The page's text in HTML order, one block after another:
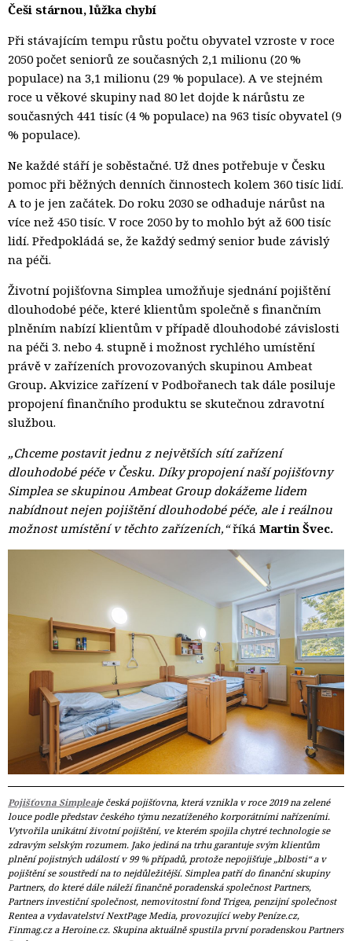
Češi stárnou, lůžka chybí
Při stávajícím tempu růstu počtu obyvatel vzroste v roce
2050 počet seniorů ze současných 2,1 milionu (20 %
populace) na 3,1 milionu (29 % populace). A ve stejném
roce u věkové skupiny nad 80 let dojde k nárůstu ze
současných 441 tisíc (4 % populace) na 963 tisíc obyvatel (9
% populace).
Ne každé stáří je soběstačné. Už dnes potřebuje v Česku
pomoc při běžných denních činnostech kolem 360 tisíc lidí.
A to je jen začátek. Do roku 2030 se odhaduje nárůst na
více než 450 tisíc. V roce 2050 by to mohlo být až 600 tisíc
lidí. Předpokládá se, že každý sedmý senior bude závislý
na péči.
Životní pojišťovna Simplea umožňuje sjednání pojištění
dlouhodobé péče, které klientům společně s finančním
plněním nabízí klientům v případě dlouhodobé závislosti
na péči 3. nebo 4. stupně i možnost rychlého umístění
právě v zařízeních provozovaných skupinou Ambeat
Group. Akvizice zařízení v Podbořanech tak dále posiluje
propojení finančního produktu se skutečnou zdravotní
službou.
„Chceme postavit jednu z největších sítí zařízení
dlouhodobé péče v Česku. Díky propojení naší pojišťovny
Simplea se skupinou Ambeat Group dokážeme lidem
nabídnout nejen pojištění dlouhodobé péče, ale i reálnou
možnost umístění v těchto zařízeních,“říká Martin Švec.
Pojišťovna Simpleaje česká pojišťovna, která vznikla v roce 2019 na zelené
louce podle představ českého týmu nezatíženého korporátními nařízeními.
Vytvořila unikátní životní pojištění, ve kterém spojila chytré technologie se
zdravým selským rozumem. Jako jediná na trhu garantuje svým klientům
plnění pojistných událostí v 99 % případů, protože nepojišťuje „blbosti“ a v
pojištění se soustředí na to nejdůležitější. Simplea patří do finanční skupiny
Partners, do které dále náleží finančně poradenská společnost Partners,
Partners investiční společnost, nemovitostní fond Trigea, penzijní společnost
Rentea a vydavatelství NextPage Media, provozující weby Peníze.cz,
Finmag.cz a Heroine.cz. Skupina aktuálně spustila první poradenskou Partners